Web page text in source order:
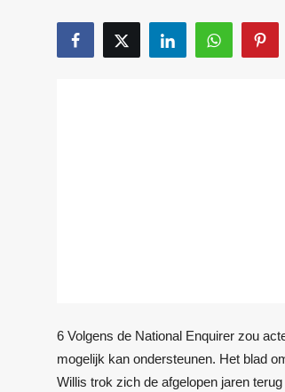
Cultuur & Media
6 Volgens de National Enquirer zou
mogelijk kan ondersteunen. Het blad
Willis trok zich de afgelopen jaren